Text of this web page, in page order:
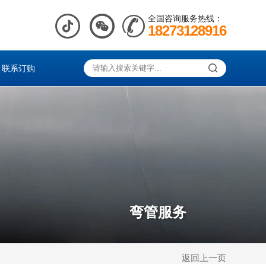
全国咨询服务热线：
18273128916
联系订购
弯管服务
返回上一页